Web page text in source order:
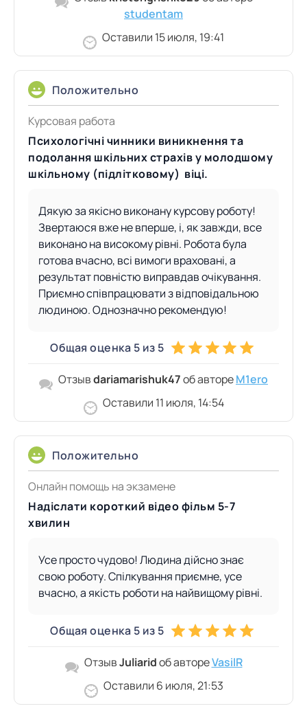
studentam
Оставили 15 июля, 19:41
Положительно
Общая оценка 5 из 5
Курсовая работа
Психологічні чинники виникнення та
подолання шкільних страхів у молодшому
шкільному (підлітковому) віці.
Дякую за якісно виконану курсову роботу!
Звертаюся вже не вперше, і, як завжди, все
виконано на високому рівні. Робота була
готова вчасно, всі вимоги враховані, а
результат повністю виправдав очікування.
Приємно співпрацювати з відповідальною
людиною. Однозначно рекомендую!
Отзывdariamarishuk47об автореM1ero
Оставили 11 июля, 14:54
Положительно
Общая оценка 5 из 5
Онлайн помощь на экзамене
Надіслати короткий відео фільм 5-7
хвилин
Усе просто чудово! Людина дійсно знає
свою роботу. Спілкування приємне, усе
вчасно, а якість роботи на найвищому рівні.
ОтзывJuliaridоб автореVasilR
Оставили 6 июля, 21:53